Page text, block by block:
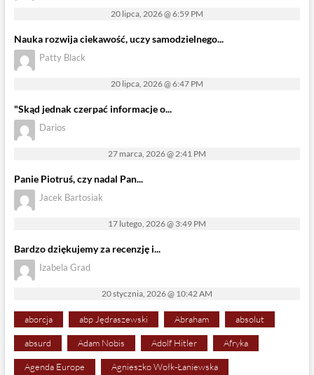
20 lipca, 2026 @ 6:59 PM
Nauka rozwija ciekawość, uczy samodzielnego...
Patty Black
20 lipca, 2026 @ 6:47 PM
"Skąd jednak czerpać informacje o...
Darios
27 marca, 2026 @ 2:41 PM
Panie Piotruś, czy nadal Pan...
Jacek Bartosiak
17 lutego, 2026 @ 3:49 PM
Bardzo dziękujemy za recenzję i...
Izabela Grad
20 stycznia, 2026 @ 10:42 AM
aborcja abp Jędraszewski Abraham absolut
absurd Adam Nobis Adolf Hitler Afryka
Agenda Europe Agnieszko Wołk-Łaniewska